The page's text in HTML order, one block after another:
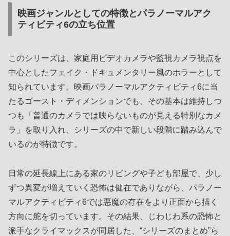
映画ジャンルとしての特徴とパラノーマルアク
ティビティ6の立ち位置
このシリーズは、家庭用ビデオカメラや監視カメラ視点を
中心としたフェイク・ドキュメンタリー風のホラーとして
知られています。映画パラノーマルアクティビティ6に当
たるゴースト・ディメンションでも、その基本は維持しつ
つも「普通のカメラでは映らないものが見える特別なカメ
ラ」を取り入れ、シリーズの中で新しい段階に踏み込んで
いるのが特徴です。
日常の延長線上にある家のリビングや子ども部屋で、少し
ずつ異変が増えていく恐怖は健在でありながら、パラノー
マルアクティビティ6では悪魔の存在をより正面から描く
方向に舵を切っています。その結果、じわじわ系の恐怖と
派手なクライマックスが同居した、“シリーズのまとめ”ら